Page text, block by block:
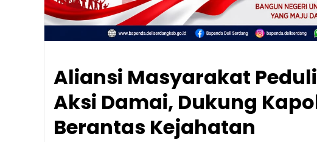
Aliansi Masyarakat
Aksi Damai, Dukung
Berantas Kejahatan